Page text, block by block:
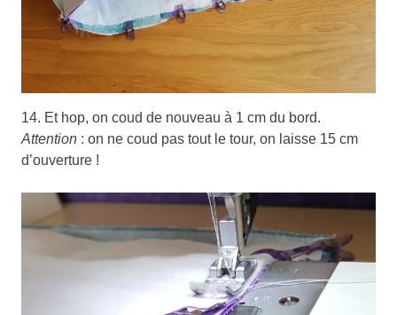
14. Et hop, on coud de nouveau à 1 cm du bord.
Attention : on ne coud pas tout le tour, on laisse 15 cm
d’ouverture !